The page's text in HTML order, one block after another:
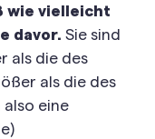
wie vielleicht
davor. Sie sind
als die des
als die des
also eine